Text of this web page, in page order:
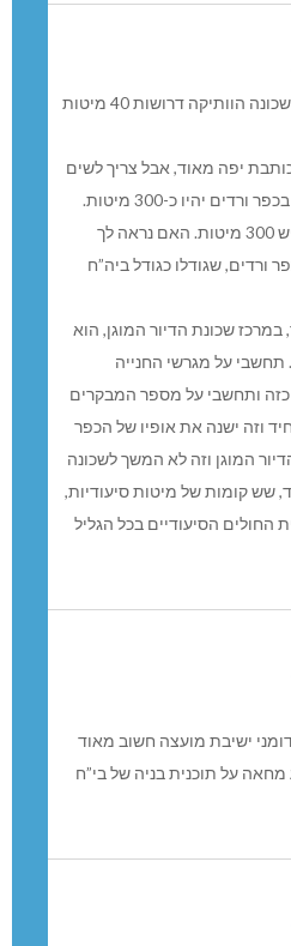
כדי לשרת דיירי דיור מוגן והשכונה הוותיקה דרושות 40 מיטות
יפה מאוד, אבל צריך לשים
לב לגודל. בבניין שמתכננים בכפר ורדים יהיו כ-300 מיטות.
בבי”ח פוריה ובבי”ח בצפת יש 300 מיטות. האם נראה לך
ורדים, שגודלו כגודל ביה”ח
שכונת הדיור המוגן, הוא
עם 300 מיטות. תחשבי על מגרשי החנייה
כזה ותחשבי על מספר המבקרים
וזה ישנה את אופיו של הכפר
המוגן וזה לא המשך לשכונה
שש קומות של מיטות סיעודיות,
החולים הסיעודיים בכל הגליל
יש כמדומני ישיבת מועצה חשוב מאוד
מחאה על תוכנית בניה של בי”ח